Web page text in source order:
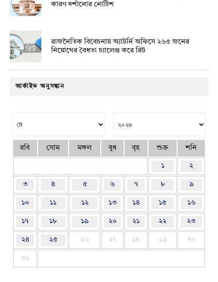
কারণ দর্শানোর নোটিশ
রাজনৈতিক বিবেচনায় অ‍্যাটর্নি অফিসে ২৬৫ জনের
নিয়োগের বৈধতা চ্যালেঞ্জ করে রিট
আর্কাইভ অনুসন্ধান
রবি সোম মঙ্গল বুধ বৃহ শুক্র শনি
১ ২
৩ ৪ ৫ ৬ ৭ ৮ ৯
১০ ১১ ১২ ১৩ ১৪ ১৫ ১৬
১৭ ১৮ ১৯ ২০ ২১ ২২ ২৩
২৪ ২৫ ২৬ ২৭ ২৮ ২৯ ৩০
৩১